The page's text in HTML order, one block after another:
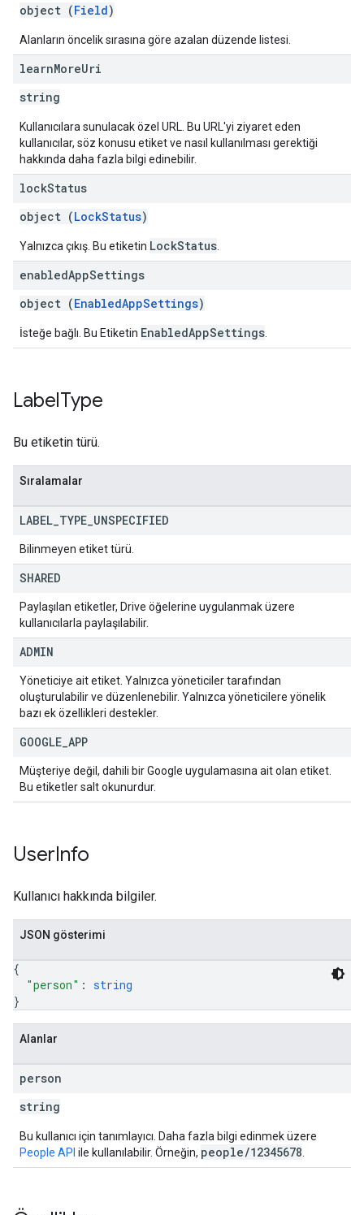
object (Field)
Alanların öncelik sırasına göre azalan düzende listesi.
learnMoreUri
string
Kullanıcılara sunulacak özel URL. Bu URL'yi ziyaret eden
kullanıcılar, söz konusu etiket ve nasıl kullanılması gerektiği
hakkında daha fazla bilgi edinebilir.
lockStatus
object (LockStatus)
Yalnızca çıkış. Bu etiketin LockStatus
enabledAppSettings
object (EnabledAppSettings)
İsteğe bağlı. Bu Etiketin EnabledAppSettings
LabelType
Bu etiketin türü.
Sıralamalar
LABEL TYPE UNSPECIFIED
Bilinmeyen etiket türü.
SHARED
Paylaşılan etiketler, Drive öğelerine uygulanmak üzere
kullanıcılarla paylaşılabilir.
ADMIN
Yöneticiye ait etiket. Yalnızca yöneticiler tarafından
oluşturulabilir ve düzenlenebilir. Yalnızca yöneticilere yönelik
bazı ek özellikleri destekler.
GOOGLE APP
Müşteriye değil, dahili bir Google uygulamasına ait olan etiket.
Bu etiketler salt okunurdur.
UserInfo
Kullanıcı hakkında bilgiler.
JSON gösterimi
{
"person" : string
}
Alanlar
person
string
Bu kullanıcı için tanımlayıcı. Daha fazla bilgi edinmek üzere
People API ile kullanılabilir. Örneğin, people/12345678